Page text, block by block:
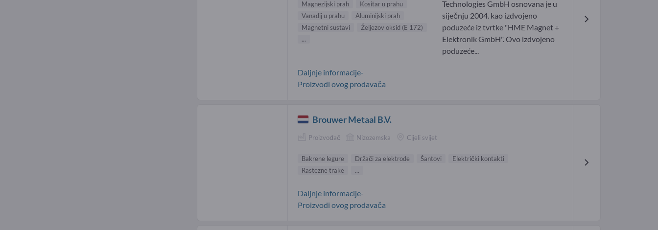
Magnezijski prah
Kositar u prahu
Vanadij u prahu
Aluminijski prah
Magnetni sustavi
Željezov oksid (E 172)
...
Technologies GmbH osnovana je u
siječnju 2004. kao izdvojeno
poduzeće iz tvrtke "HME Magnet +
Elektronik GmbH". Ovo izdvojeno
poduzeće...
Daljnje informacije-
Proizvodi ovog prodavača
Brouwer Metaal B.V.
Proizvođač Nizozemska Cijeli svijet
Bakrene legure Držači za elektrode Šantovi
Električki kontakti
Rastezne trake
...
Daljnje informacije-
Proizvodi ovog prodavača